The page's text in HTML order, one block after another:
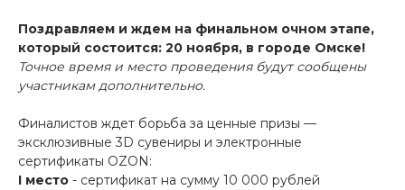
Поздравляем и ждем на финальном очном этапе,
который состоится: 20 ноября, в городе Омске!
Точное время и место проведения будут сообщены
участникам дополнительно.
Финалистов ждет борьба за ценные призы —
эксклюзивные 3D сувениры и электронные
сертификаты OZON:
I место - сертификат на сумму 10 000 рублей